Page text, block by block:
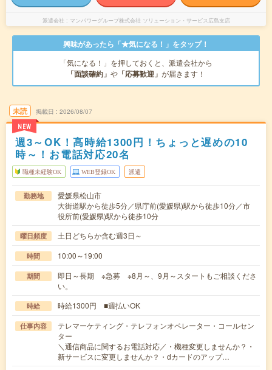
派遣会社 マンパワーグループ株式会社 ソリューション・サービス広島支店
興味があったら「★気になる！」をタップ！
「気になる！」を押しておくと、派遣会社から
「面談確約」 や 「応募歓迎」 が届きます！
未読
NEW
掲載日 2026/08/07
週3～OK！高時給1300円！ちょっと遅めの10
時～！お電話対応20名
職種未経験OK WEB登録OK 派遣
勤務地
愛媛県松山市
大街道駅から徒歩5分／県庁前(愛媛県)駅から徒歩10分／市
役所前(愛媛県)駅から徒歩10分
曜日頻度 土日どちらか含む週3日～
時間 10:00～19:00
期間
即日～長期 ※急募 ※8月～、9月～スタートもご相談くださ
い。
時給 時給1300円 ■週払いOK
仕事内容
テレマーケティング・テレフォンオペレーター・コールセン
ター
＼通信商品に関するお電話対応／・機種変更しませんか？・
新サービスに変更しませんか？・dカードのアップ…